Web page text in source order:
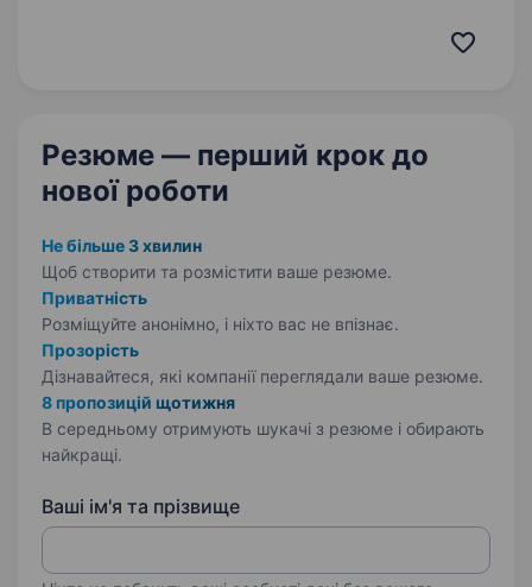
закупівель — це можливість увійти в професію
Резюме — перший крок до
нової роботи
Не більше 3 хвилин
Щоб створити та розмістити ваше резюме.
Приватність
Розміщуйте анонімно, і ніхто вас не впізнає.
Прозорість
Дізнавайтеся, які компанії переглядали ваше резюме.
8 пропозицій щотижня
В середньому отримують шукачі з резюме і обирають
найкращі.
Ваші ім'я та прізвище